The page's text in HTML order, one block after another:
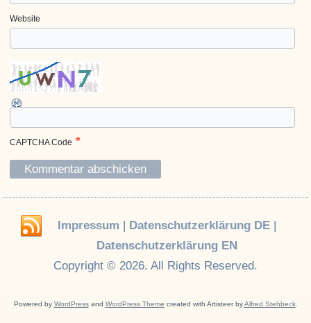
Website
CAPTCHA Code *
Impressum | Datenschutzerklärung DE|
Datenschutzerklärung EN
Copyright © 2026. All Rights Reserved.
Powered by WordPressand WordPress Theme created with Artisteer byAlfred Stehbeck.